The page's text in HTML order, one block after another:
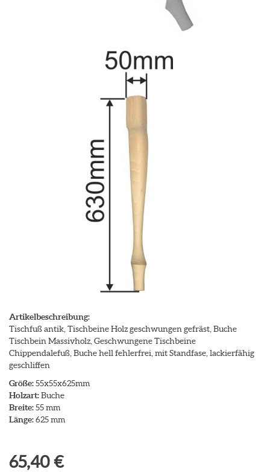
Artikelbeschreibung:
Tischfuß antik, Tischbeine Holz geschwungen gefräst, Buche
Tischbein Massivholz, Geschwungene Tischbeine
Chippendalefuß, Buche hell fehlerfrei, mit Standfase, lackierfähig
geschliffen
Größe:55x55x625mm
Holzart:Buche
Breite:55 mm
Länge:625 mm
65,40 €